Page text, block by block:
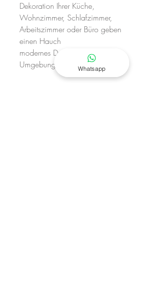
Dekoration Ihrer Küche,
Wohnzimmer, Schlafzimmer,
Arbeitszimmer oder Büro geben
einen Hauch
modernes Design für Ihre
Umgebung.
Whatsapp